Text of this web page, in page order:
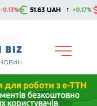
51.63 UAH ↑ +0.17%